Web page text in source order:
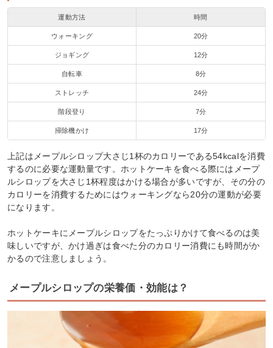
運動方法 時間
ウォーキング 20分
ジョギング 12分
自転車 8分
ストレッチ 24分
階段登り 7分
掃除機かけ 17分
上記はメープルシロップ大さじ1杯のカロリーである54kcalを消費
するのに必要な運動量です。ホットケーキを食べる際にはメープ
ルシロップを大さじ1杯程度はかける場合が多いですが、その分の
カロリーを消費するためにはウォーキングなら20分の運動が必要
になります。
ホットケーキにメープルシロップをたっぷりかけて食べるのは美
味しいですが、かけ過ぎは食べた分のカロリー消費にも時間がか
かるので注意しましょう。
メープルシロップの栄養価・効能は？